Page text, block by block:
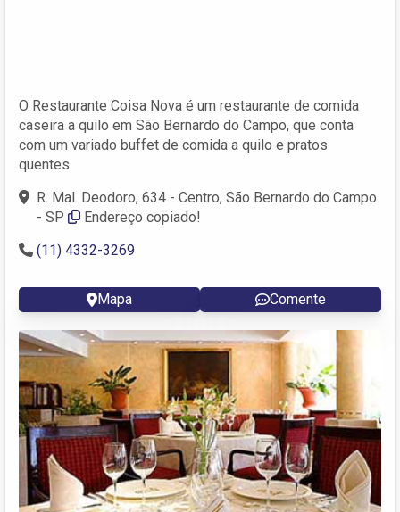
O Restaurante Coisa Nova é um restaurante de comida
caseira a quilo em São Bernardo do Campo, que conta
com um variado buffet de comida a quilo e pratos
quentes.
R. Mal. Deodoro, 634 - Centro, São Bernardo do Campo
- SP
Endereço copiado!
(11) 4332-3269
Mapa Comente